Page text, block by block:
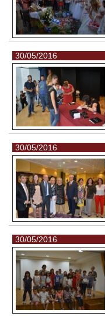
30/05/2016
30/05/2016
30/05/2016